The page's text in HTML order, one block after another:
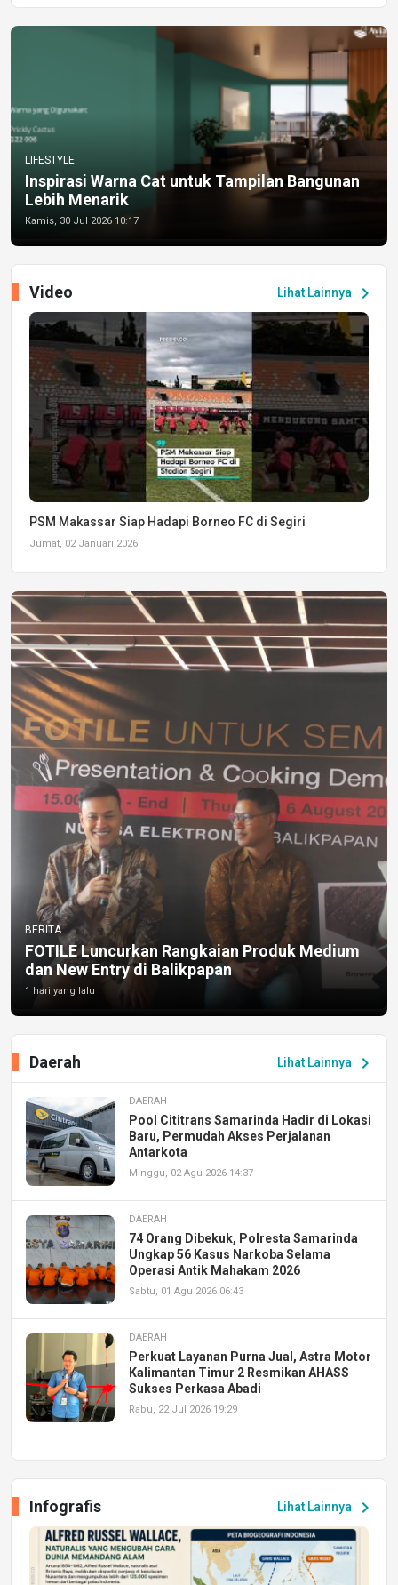
LIFESTYLE
Inspirasi Warna Cat untuk Tampilan Bangunan
Lebih Menarik
Kamis, 30 Jul 2026 10:17
Lihat Lainnya chevron_right
Video
PSM Makassar Siap Hadapi Borneo FC di Segiri
Jumat, 02 Januari 2026
BERITA
FOTILE Luncurkan Rangkaian Produk Medium
dan New Entry di Balikpapan
1 hari yang lalu
Lihat Lainnya chevron_right
Daerah
DAERAH
Pool Cititrans Samarinda Hadir di Lokasi
Baru, Permudah Akses Perjalanan
Antarkota
Minggu, 02 Agu 2026 14:37
DAERAH
74 Orang Dibekuk, Polresta Samarinda
Ungkap 56 Kasus Narkoba Selama
Operasi Antik Mahakam 2026
Sabtu, 01 Agu 2026 06:43
DAERAH
Perkuat Layanan Purna Jual, Astra Motor
Kalimantan Timur 2 Resmikan AHASS
Sukses Perkasa Abadi
Rabu, 22 Jul 2026 19:29
Peluang Kerja dan Magang
Jumat, 17 Jul 2026 22:30
DAERAH
Lihat Lainnya chevron_right
Infografis